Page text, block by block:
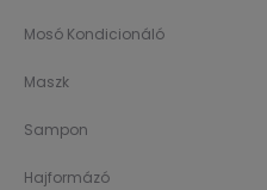
Mosó Kondicionáló
Maszk
Sampon
Hajformázó